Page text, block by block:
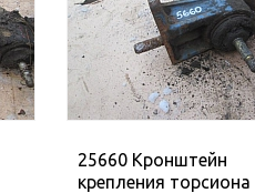
25660 Кронштейн
крепления торсиона